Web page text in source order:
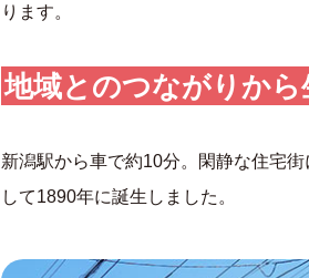
ります。
地域とのつながりか
新潟駅から車で約10分。閑静な住宅
して1890年に誕生しました。